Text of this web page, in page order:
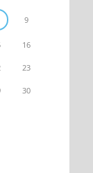
9
16
23
30